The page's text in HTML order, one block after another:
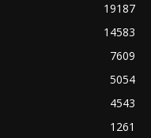
19187
14583
7609
5054
4543
1261